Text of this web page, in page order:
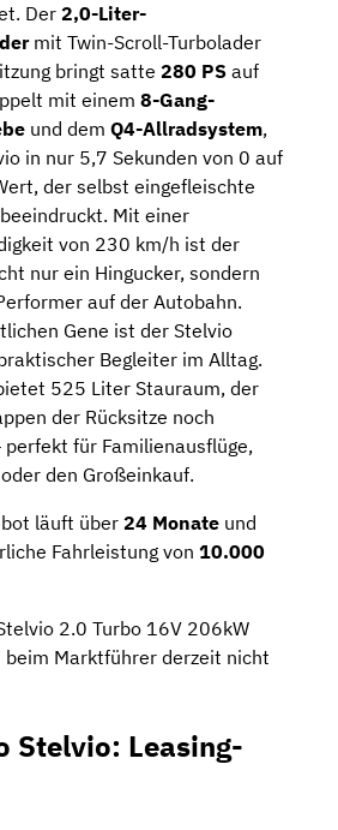
Der 2,0-Liter-
mit Twin-Scroll-Turbolader
bringt satte 280 PS auf
mit einem 8-Gang-
und dem Q4-Allradsystem,
in nur 5,7 Sekunden von 0 auf
der selbst eingefleischte
Mit einer
von 230 km/h ist der
nur ein Hingucker, sondern
auf der Autobahn.
Gene ist der Stelvio
Begleiter im Alltag.
525 Liter Stauraum, der
der Rücksitze noch
für Familienausflüge,
den Großeinkauf.
läuft über 24 Monate und
Fahrleistung von 10.000
2.0 Turbo 16V 206kW
beim Marktführer derzeit nicht
Stelvio: Leasing-